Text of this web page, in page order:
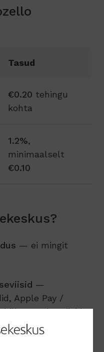
Tasud
€0.20 tehingu
kohta
1.2%,
minimaalselt
€0.10
— ei mingit
—
Apple Pay /
hiljem makseviisid.
— turvalised ja